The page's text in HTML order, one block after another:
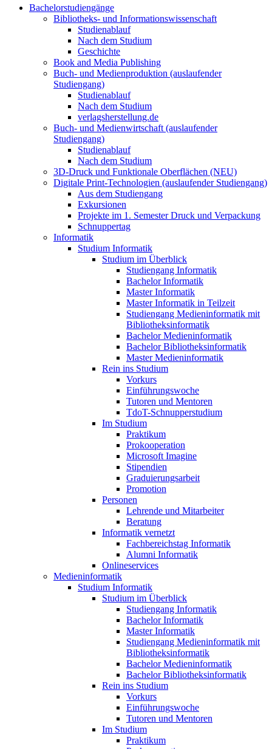
Bachelorstudiengänge
Bibliotheks- und Informationswissenschaft
Studienablauf
Nach dem Studium
Geschichte
Book and Media Publishing
Buch- und Medienproduktion (auslaufender
Studiengang)
Studienablauf
Nach dem Studium
verlagsherstellung.de
Buch- und Medienwirtschaft (auslaufender
Studiengang)
Studienablauf
Nach dem Studium
3D-Druck und Funktionale Oberflächen (NEU)
Digitale Print-Technologien (auslaufender Studiengang)
Aus dem Studiengang
Exkursionen
Projekte im 1. Semester Druck und Verpackung
Schnuppertag
Informatik
Studium Informatik
Studium im Überblick
Studiengang Informatik
Bachelor Informatik
Master Informatik
Master Informatik in Teilzeit
Studiengang Medieninformatik mit
Bibliotheksinformatik
Bachelor Medieninformatik
Bachelor Bibliotheksinformatik
Master Medieninformatik
Rein ins Studium
Vorkurs
Einführungswoche
Tutoren und Mentoren
TdoT-Schnupperstudium
Im Studium
Praktikum
Prokooperation
Microsoft Imagine
Stipendien
Graduierungsarbeit
Promotion
Personen
Lehrende und Mitarbeiter
Beratung
Informatik vernetzt
Fachbereichstag Informatik
Alumni Informatik
Onlineservices
Medieninformatik
Studium Informatik
Studium im Überblick
Studiengang Informatik
Bachelor Informatik
Master Informatik
Studiengang Medieninformatik mit
Bibliotheksinformatik
Bachelor Medieninformatik
Bachelor Bibliotheksinformatik
Rein ins Studium
Vorkurs
Einführungswoche
Tutoren und Mentoren
Im Studium
Praktikum